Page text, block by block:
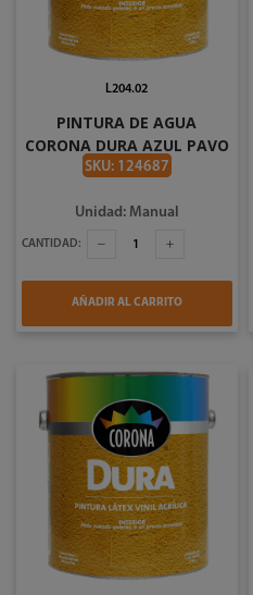
PINTURA DE AGUA
CORONA DURA AZUL PAVO
REAL EN GALON #2750
SKU: 124687
L204.02
Unidad: Manual
CANTIDAD:
AÑADIR AL CARRITO